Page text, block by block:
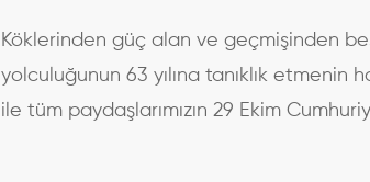
Köklerinden güç alan ve geçmişinden
yolculuğunun 63 yılına tanıklık etmenin
ile tüm paydaşlarımızın 29 Ekim